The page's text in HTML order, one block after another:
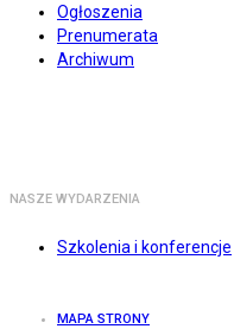
Ogłoszenia
Prenumerata
Archiwum
NASZE WYDARZENIA
Szkolenia i konferencje
MAPA STRONY